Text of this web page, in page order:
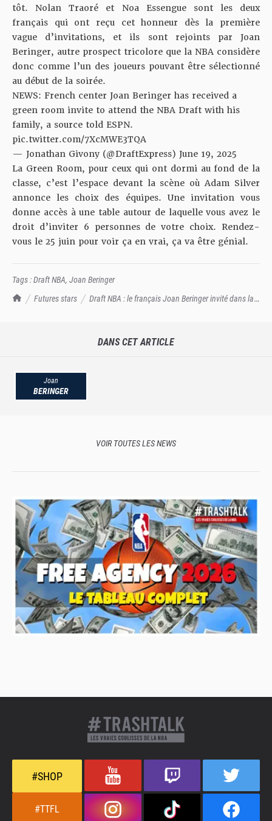
TrashTalk Actu NBA
Futures stars
Draft NBA : le français Joan Beringer invité dans la
tôt. Nolan Traoré et Noa Essengue sont les deux
français qui ont reçu cet honneur dès la première
vague d’invitations, et ils sont rejoints par Joan
Beringer, autre prospect tricolore que la NBA considère
donc comme l’un des joueurs pouvant être sélectionné
au début de la soirée.
NEWS: French center Joan Beringer has received a
green room invite to attend the NBA Draft with his
family, a source told ESPN.
pic.twitter.com/7XcMWE3TQA
— Jonathan Givony (@DraftExpress) June 19, 2025
La Green Room, pour ceux qui ont dormi au fond de la
classe, c’est l’espace devant la scène où Adam Silver
annonce les choix des équipes. Une invitation vous
donne accès à une table autour de laquelle vous avez le
droit d’inviter 6 personnes de votre choix. Rendez-
vous le 25 juin pour voir ça en vrai, ça va être génial.
Tags :Draft NBA, Joan Beringer
DANS CET ARTICLE
Joan
BERINGER
VOIR TOUTES LES NEWS
#SHOP
#TTFL